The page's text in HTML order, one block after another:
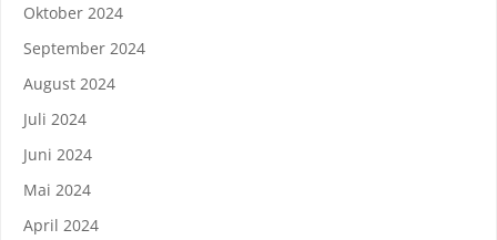
Oktober 2024
September 2024
August 2024
Juli 2024
Juni 2024
Mai 2024
April 2024